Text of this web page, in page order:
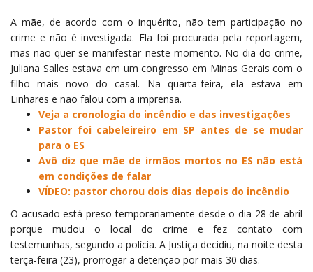
A mãe, de acordo com o inquérito, não tem participação no
crime e não é investigada. Ela foi procurada pela reportagem,
mas não quer se manifestar neste momento. No dia do crime,
Juliana Salles estava em um congresso em Minas Gerais com o
filho mais novo do casal. Na quarta-feira, ela estava em
Linhares e não falou com a imprensa.
Veja a cronologia do incêndio e das investigações
Pastor foi cabeleireiro em SP antes de se mudar
para o ES
Avô diz que mãe de irmãos mortos no ES não está
em condições de falar
VÍDEO: pastor chorou dois dias depois do incêndio
O acusado está preso temporariamente desde o dia 28 de abril
porque mudou o local do crime e fez contato com
testemunhas, segundo a polícia. A Justiça decidiu, na noite desta
terça-feira (23), prorrogar a detenção por mais 30 dias.